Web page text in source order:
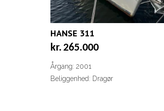
HANSE 311
kr.265.000
Årgang: 2001
Beliggenhed: Dragør